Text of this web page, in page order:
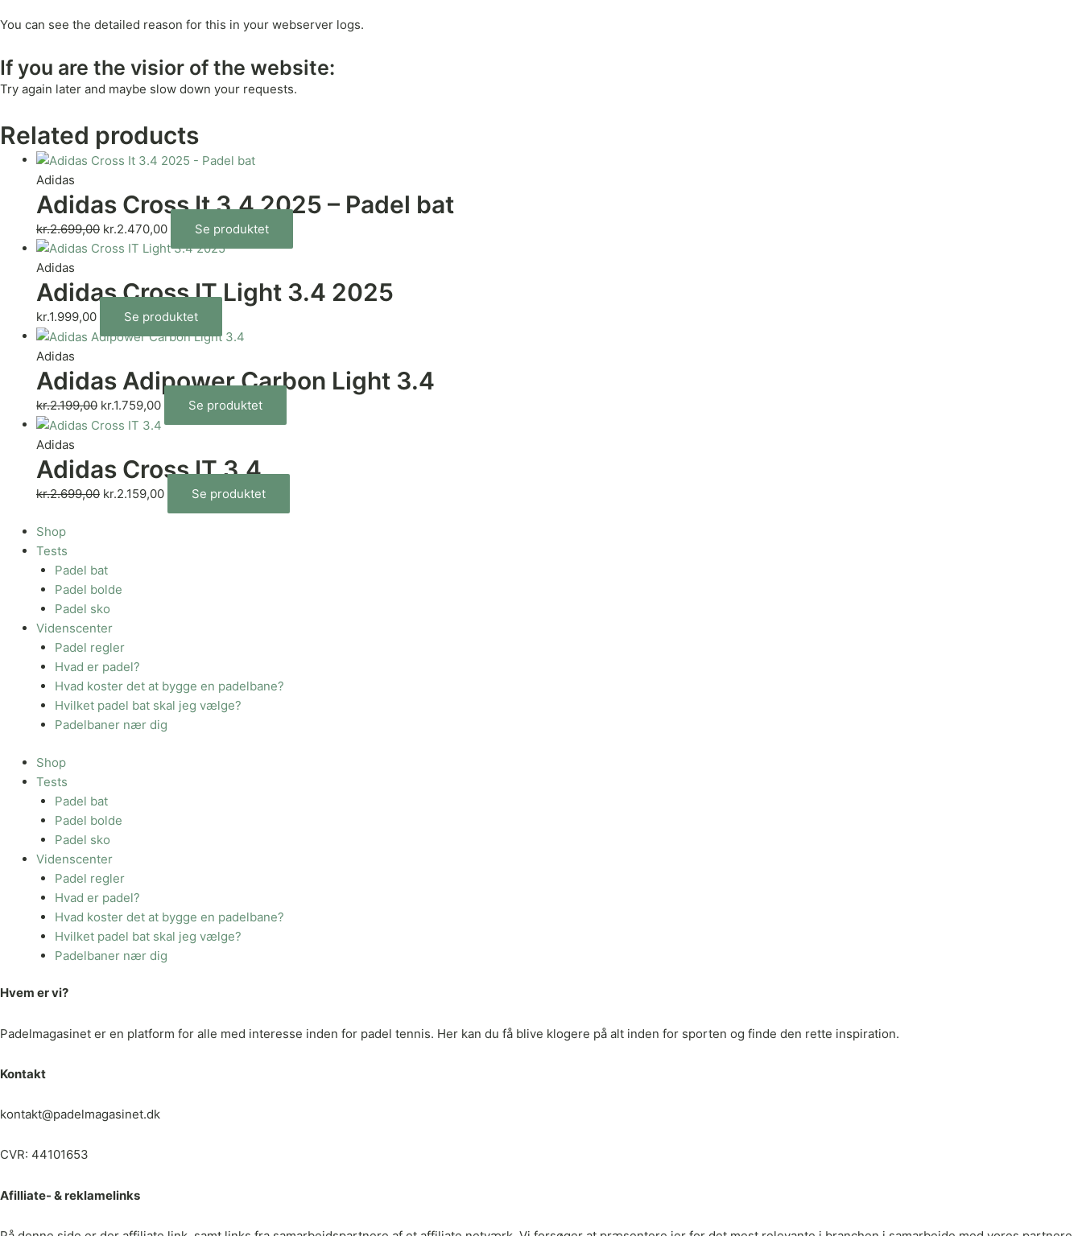
You can see the detailed reason for this in your webserver logs.
If you are the visior of the website:
Try again later and maybe slow down your requests.
Related products
Adidas
Adidas Cross It 3.4 2025 – Padel bat
kr.2.699,00 kr.2.470,00 Se produktet
Adidas
Adidas Cross IT Light 3.4 2025
kr.1.999,00 Se produktet
Adidas
Adidas Adipower Carbon Light 3.4
kr.2.199,00 kr.1.759,00 Se produktet
Adidas
Adidas Cross IT 3.4
kr.2.699,00 kr.2.159,00 Se produktet
Shop
Tests
Padel bat
Padel bolde
Padel sko
Videnscenter
Padel regler
Hvad er padel?
Hvad koster det at bygge en padelbane?
Hvilket padel bat skal jeg vælge?
Padelbaner nær dig
Shop
Tests
Padel bat
Padel bolde
Padel sko
Videnscenter
Padel regler
Hvad er padel?
Hvad koster det at bygge en padelbane?
Hvilket padel bat skal jeg vælge?
Padelbaner nær dig
Hvem er vi?
Padelmagasinet er en platform for alle med interesse inden for padel tennis. Her kan du få blive klogere på alt inden for sporten og finde den rette inspiration.
Kontakt
kontakt@padelmagasinet.dk
CVR: 44101653
Afilliate- & reklamelinks